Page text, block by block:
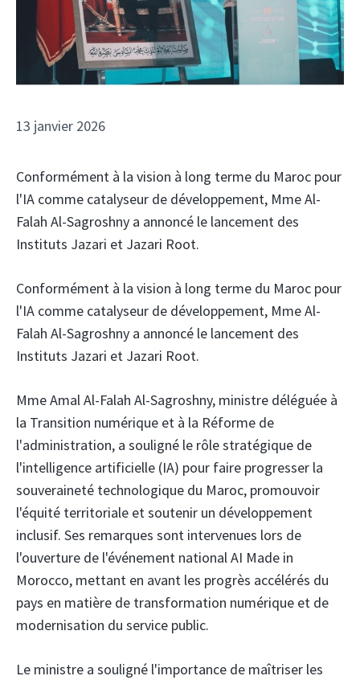
13 janvier 2026
Conformément à la vision à long terme du Maroc pour
l'IA comme catalyseur de développement, Mme Al-
Falah Al-Sagroshny a annoncé le lancement des
Instituts Jazari et Jazari Root.
Conformément à la vision à long terme du Maroc pour
l'IA comme catalyseur de développement, Mme Al-
Falah Al-Sagroshny a annoncé le lancement des
Instituts Jazari et Jazari Root.
Mme Amal Al-Falah Al-Sagroshny, ministre déléguée à
la Transition numérique et à la Réforme de
l'administration, a souligné le rôle stratégique de
l'intelligence artificielle (IA) pour faire progresser la
souveraineté technologique du Maroc, promouvoir
l'équité territoriale et soutenir un développement
inclusif. Ses remarques sont intervenues lors de
l'ouverture de l'événement national AI Made in
Morocco, mettant en avant les progrès accélérés du
pays en matière de transformation numérique et de
modernisation du service public.
Le ministre a souligné l'importance de maîtriser les